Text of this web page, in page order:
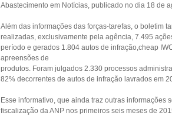
Abastecimento em Notícias, publicado no dia 18 de
Além das informações das forças-tarefas, o boletim
realizadas, exclusivamente pela agência, 7.495
período e gerados 1.804 autos de infração,cheap
apreensões de
produtos. Foram julgados 2.330 processos
82% decorrentes de autos de infração lavrados em
Esse informativo, que ainda traz outras informações
fiscalização da ANP nos primeiros seis meses de